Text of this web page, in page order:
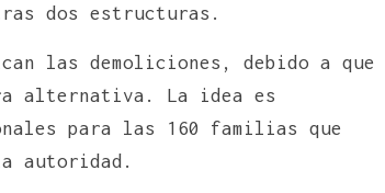
dos estructuras.
las demoliciones, debido a que
alternativa. La idea es
para las 160 familias que
autoridad.